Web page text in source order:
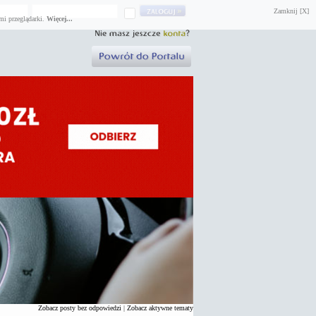
Zamknij [X]
przeglądarki. Więcej...
Zobacz posty bez odpowiedzi | Zobacz aktywne tematy